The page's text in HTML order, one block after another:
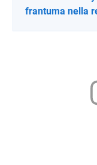
frantuma nella